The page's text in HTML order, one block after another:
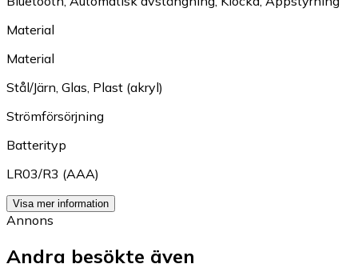
Material
Material
Stål/Järn Glas Plast (akryl)
Strömförsörjning
Batterityp
LR03/R3 (AAA)
Visa mer information
Annons
Andra besökte även